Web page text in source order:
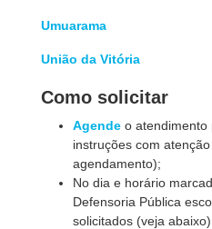
Umuarama
União da Vitória
Como solicitar
Agende o atendimento
instruções com
agendamento);
No dia e horário
Defensoria Pública
solicitados (veja